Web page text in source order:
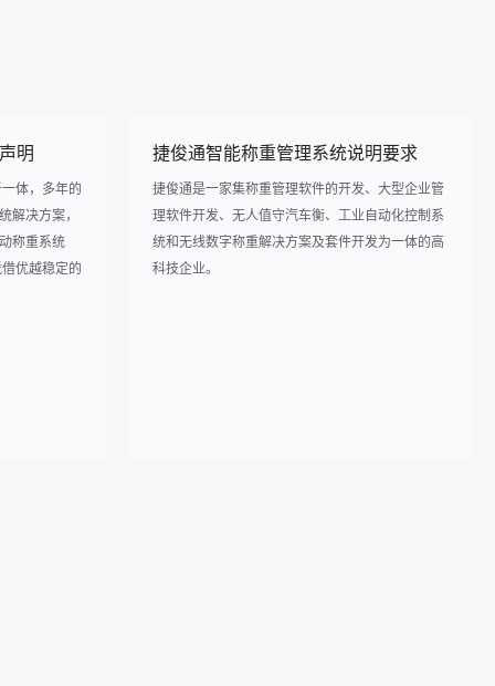
明
体，多年的
解决方案，
称重系统
优越稳定的
捷俊通智能称重管理系统说明要求
捷俊通是一家集称重管理软件的开发、大型企业管
理软件开发、无人值守汽车衡、工业自动化控制系
统和无线数字称重解决方案及套件开发为一体的高
科技企业。